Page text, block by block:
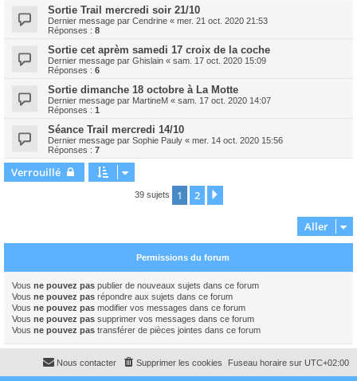
Sortie Trail mercredi soir 21/10
Dernier message par Cendrine « mer. 21 oct. 2020 21:53
Réponses : 8
Sortie cet aprèm samedi 17 croix de la coche
Dernier message par Ghislain « sam. 17 oct. 2020 15:09
Réponses : 6
Sortie dimanche 18 octobre à La Motte
Dernier message par MartineM « sam. 17 oct. 2020 14:07
Réponses : 1
Séance Trail mercredi 14/10
Dernier message par Sophie Pauly « mer. 14 oct. 2020 15:56
Réponses : 7
Verrouillé
39 sujets 1 2
Aller
Permissions du forum
Vous ne pouvez pas publier de nouveaux sujets dans ce forum
Vous ne pouvez pas répondre aux sujets dans ce forum
Vous ne pouvez pas modifier vos messages dans ce forum
Vous ne pouvez pas supprimer vos messages dans ce forum
Vous ne pouvez pas transférer de pièces jointes dans ce forum
Fuseau horaire sur UTC+02:00
Supprimer les cookies
Nous contacter